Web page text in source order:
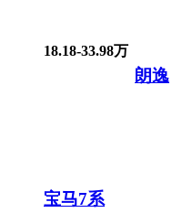
18.18-33.98万
朗逸
宝马7系